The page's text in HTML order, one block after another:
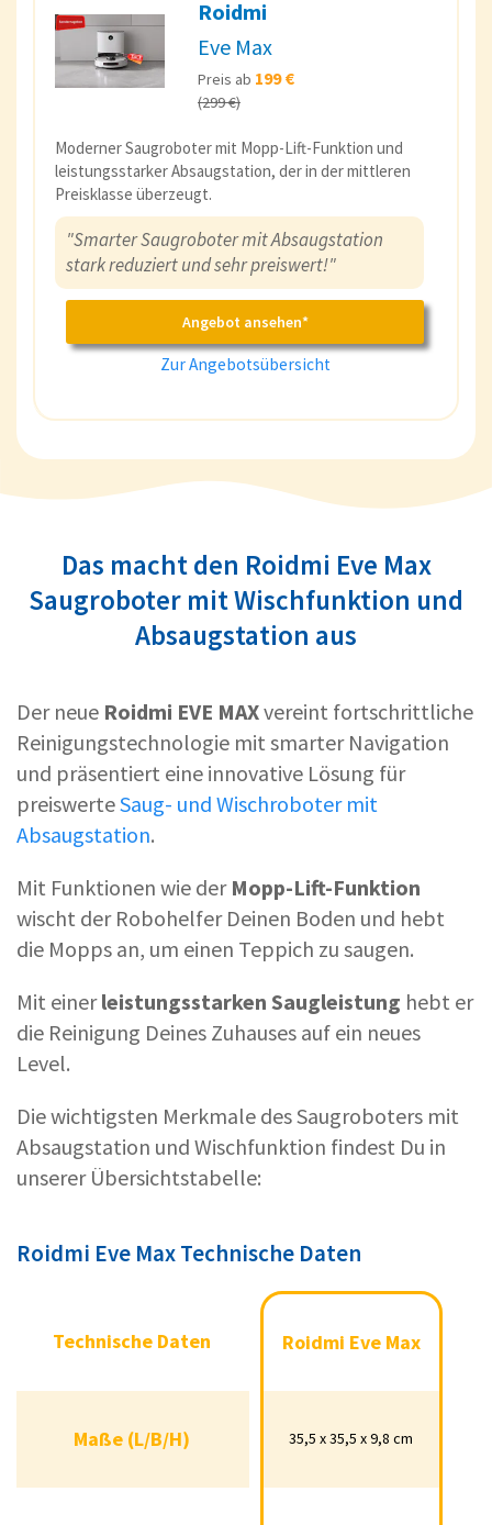
Roidmi
Eve Max
Preis ab 199 €
(299 €)
Moderner Saugroboter mit Mopp-Lift-Funktion und
leistungsstarker Absaugstation, der in der mittleren
Preisklasse überzeugt.
"Smarter Saugroboter mit Absaugstation
stark reduziert und sehr preiswert!"
Angebot ansehen*
Zur Angebotsübersicht
Das macht den Roidmi Eve Max
Saugroboter mit Wischfunktion und
Absaugstation aus
Der neue Roidmi EVE MAXvereint fortschrittliche
Reinigungstechnologie mit smarter Navigation
und präsentiert eine innovative Lösung für
preiswerteSaug- und Wischroboter mit
Absaugstation.
Mit Funktionen wie der Mopp-Lift-Funktion
wischt der Robohelfer Deinen Boden und hebt
die Mopps an, um einen Teppich zu saugen.
Mit einerleistungsstarken Saugleistung hebt er
die Reinigung Deines Zuhauses auf ein neues
Level.
Die wichtigsten Merkmale des Saugroboters mit
Absaugstation und Wischfunktion findest Du in
unserer Übersichtstabelle:
Roidmi Eve Max Technische Daten
Roidmi Eve Max
35,5 x 35,5 x 9,8 cm
Technische Daten
Maße (L/B/H)